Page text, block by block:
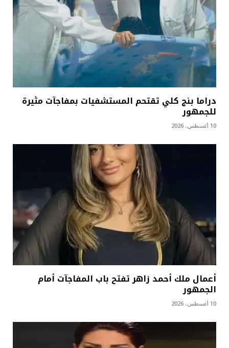
دراما بنج كلي تقتحم المستشفيات بمفاجآت مثيرة
للجمهور
10 أغسطس، 2026
أعمال ملك أحمد زاهر تفتح باب المفاجآت أمام
الجمهور
10 أغسطس، 2026